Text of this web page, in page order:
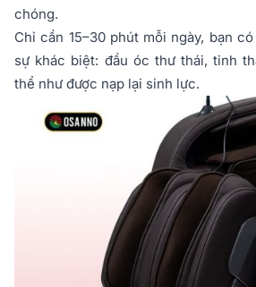
chóng.
Chỉ cần 15–30 phút mỗi ngày, bạn
sự khác biệt: đầu óc thư thái, tinh
thể như được nạp lại sinh lực.